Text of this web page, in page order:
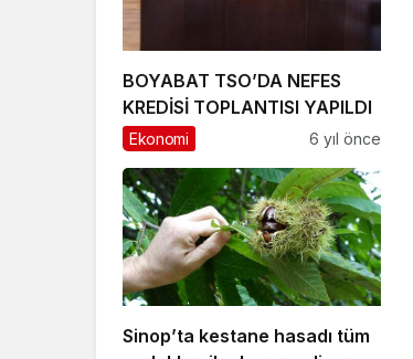
BOYABAT TSO’DA NEFES
KREDİSİ TOPLANTISI YAPILDI
Ekonomi 6 yıl önce
Sinop’ta kestane hasadı tüm